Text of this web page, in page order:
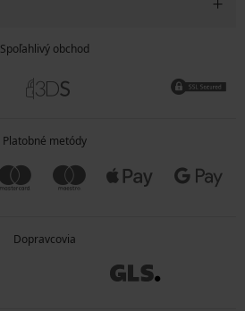
Spoľahlivý obchod
Platobné metódy
Dopravcovia